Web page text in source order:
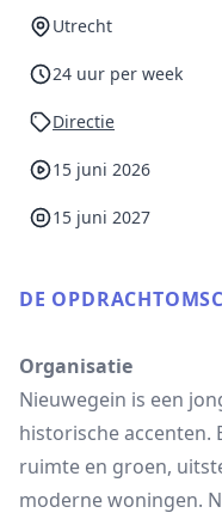
Utrecht
24 uur per week
Directie
15 juni 2026
15 juni 2027
DE
Organisatie
Nieuwegein is een
historische accenten.
ruimte en groen,
moderne woningen.